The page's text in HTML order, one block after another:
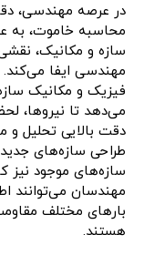
در عرصه مهندسی، دقت
محاسبه خاموت، به
سازه و مکانیک،
مهندسی ایفا می‌کند.
فیزیک و مکانیک
می‌دهد تا نیروها،
دقت بالایی تحلیل و
طراحی سازه‌های
سازه‌های موجود نیز
مهندسان می‌توانند
بارهای مختلف مقاومت
هستند.